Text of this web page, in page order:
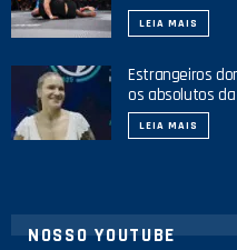
LEIA MAIS
Estrangeiros
os absolutos
LEIA MAIS
NOSSO YOUTUBE